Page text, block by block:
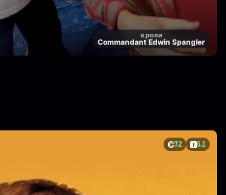
в роли
Commandant Edwin Spangler
7.2 6.1